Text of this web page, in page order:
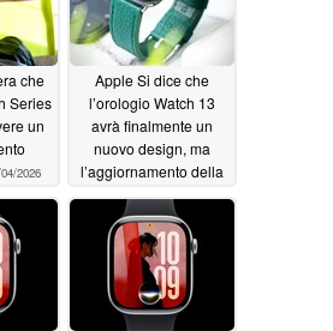
che
Series
un
2026
Apple Si dice che
l’orologio Watch 13
avrà finalmente un
nuovo design, ma
l’aggiornamento della
07/01/2026